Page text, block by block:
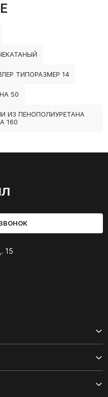
ТИПОРАЗМЕР 14
50
ИЗ ПЕНОПОЛИУРЕТАНА
160
15